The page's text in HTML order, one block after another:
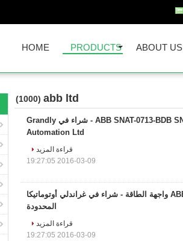
HOME PRODUCTS ABOUT US
abb ltd
(1000)
أفضل سعر لـ ABB SNAT-0713-BDB SNAT-7261-RCP - شراء في Grandly
Automation Ltd
قراءة المزيد
2016-03-09 19:27:05
أفضل سعر! ABB SDCS-PIN-21 واجهة الطاقة - شراء في غراندلي أوتوماتيكا
المحدودة
قراءة المزيد
2016-03-09 19:27:05